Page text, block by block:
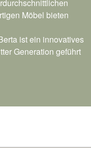
Möbel bieten
ist ein innovatives
Generation geführt